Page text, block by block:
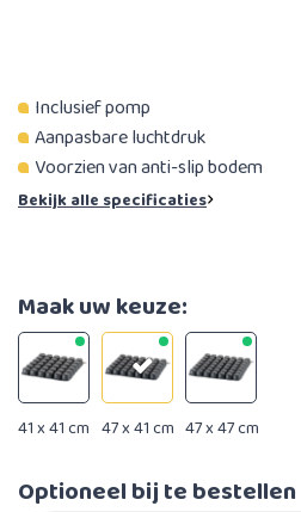
Inclusief pomp
Aanpasbare luchtdruk
Voorzien van anti-slip bodem
Bekijk alle specificaties
Maak uw keuze:
41 x 41 cm 47 x 41 cm 47 x 47 cm
Optioneel bij te bestellen